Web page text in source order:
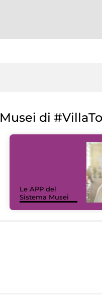
Musei di
Le APP del
Sistema Musei